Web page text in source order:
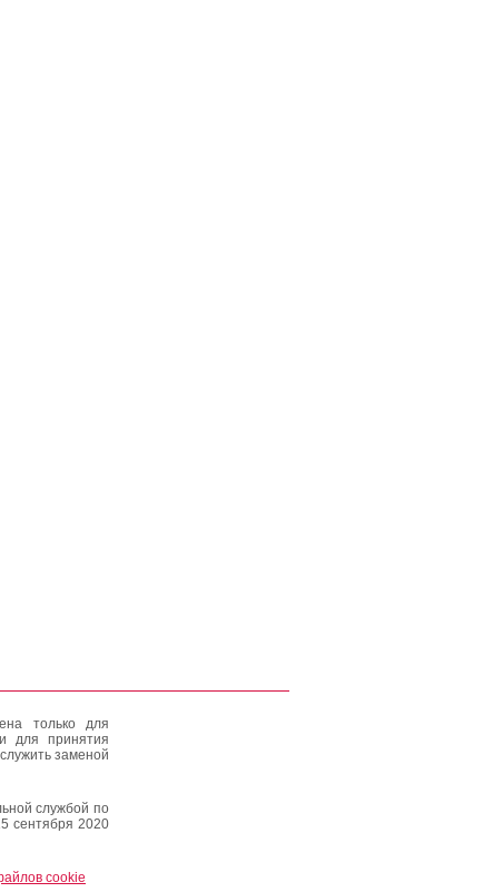
только для
для принятия
заменой
службой по
сентября 2020
cookie